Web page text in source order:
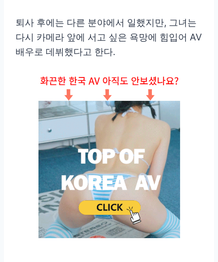
퇴사 후에는 다른 분야에서 일했지만, 그녀는
다시 카메라 앞에 서고 싶은 욕망에 힘입어 AV
배우로 데뷔했다고 한다.